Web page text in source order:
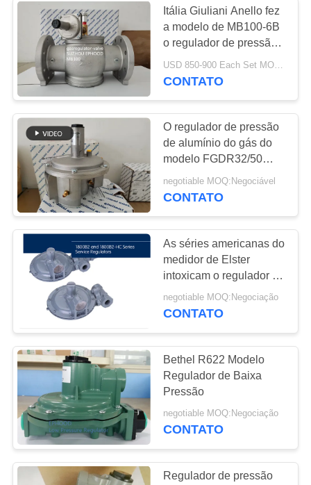
NOTÍCIAS
SOLICITE UM
ORÇAMENTO
MAPA
DO
SITE
POLÍTICA
PRIVACIDADE
Itália Giuliani Anello fez
a modelo de MB100-6B
o regulador de pressão
de alumínio do LPG com
válvula cortada
CONTATO
O regulador de pressão
de alumínio do gás do
modelo FGDR32/50
com construído no filtro
Itália Giuliani Anello fez
negotiable MOQ:Negociável
CONTATO
As séries americanas do
medidor de Elster
intoxicam o regulador de
pressão 1800B2
conexão de extremidade
negotiable MOQ:Negociação
CONTATO
Bethel R622 Modelo
Regulador de Baixa
Pressão
negotiable MOQ:Negociação
CONTATO
Regulador de pressão